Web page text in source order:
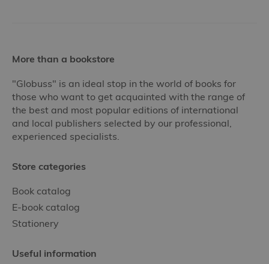
More than a bookstore
"Globuss" is an ideal stop in the world of books for
those who want to get acquainted with the range of
the best and most popular editions of international
and local publishers selected by our professional,
experienced specialists.
Store categories
Book catalog
E-book catalog
Stationery
Useful information